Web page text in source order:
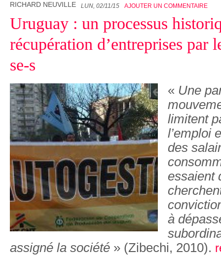
RICHARD NEUVILLE LUN, 02/11/15 AJOUTER UN COMMENTAIRE
Uruguay : un processus
récupération d’entreprises par
se-s
« Une
limitent
l’emploi
des
essaient
à
assigné la société » (Zibechi, 2010).